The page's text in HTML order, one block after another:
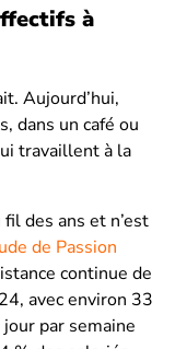
à
Aujourd’hui,
dans un café ou
travaillent à la
des ans et n’est
de Passion
continue de
avec environ 33
par semaine